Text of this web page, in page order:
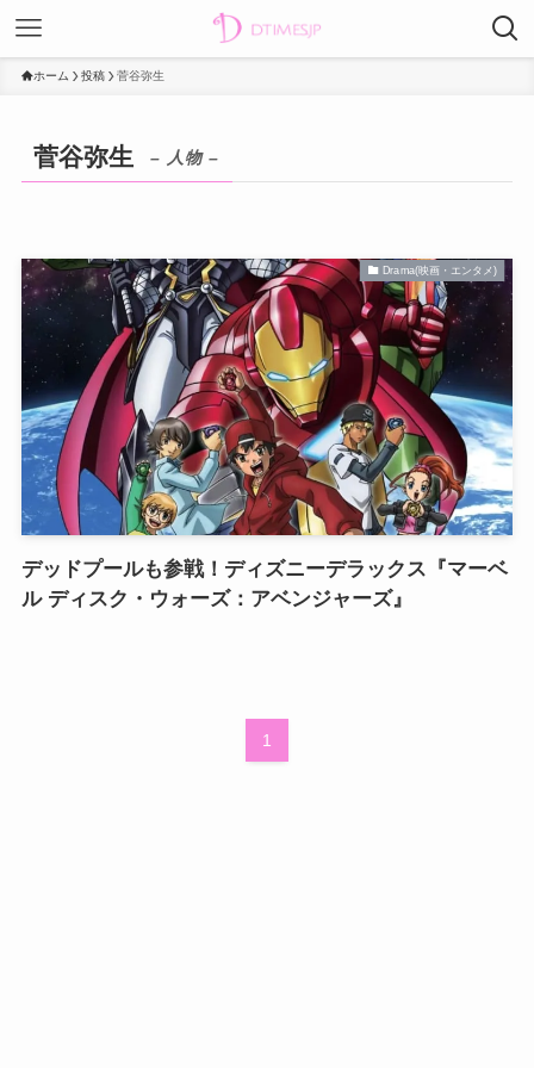
ホーム 投稿 菅谷弥生
菅谷弥生 – 人物 –
Drama(映画・エンタメ)
デッドプールも参戦！ディズニーデラックス『マーベ
ル ディスク・ウォーズ：アベンジャーズ』
1